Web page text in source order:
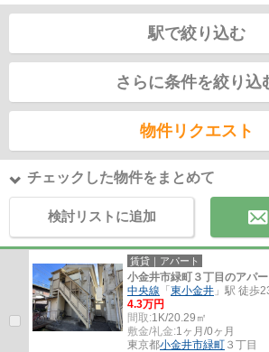
駅で絞り込む
さらに条件を絞り込
物件リクエスト
チェックした物件をまとめて
検討リストに追加
賃貸｜アパート
小金井市緑町３丁目のアパー
中央線 「 東小金井 」駅 徒歩
4.3万円
間取:1K/20.29㎡
敷金/礼金:1ヶ月/0ヶ月
東京都小金井市緑町 ３丁目